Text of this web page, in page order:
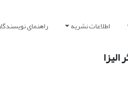
اطلاعات نشریه راهنمای
الیزا